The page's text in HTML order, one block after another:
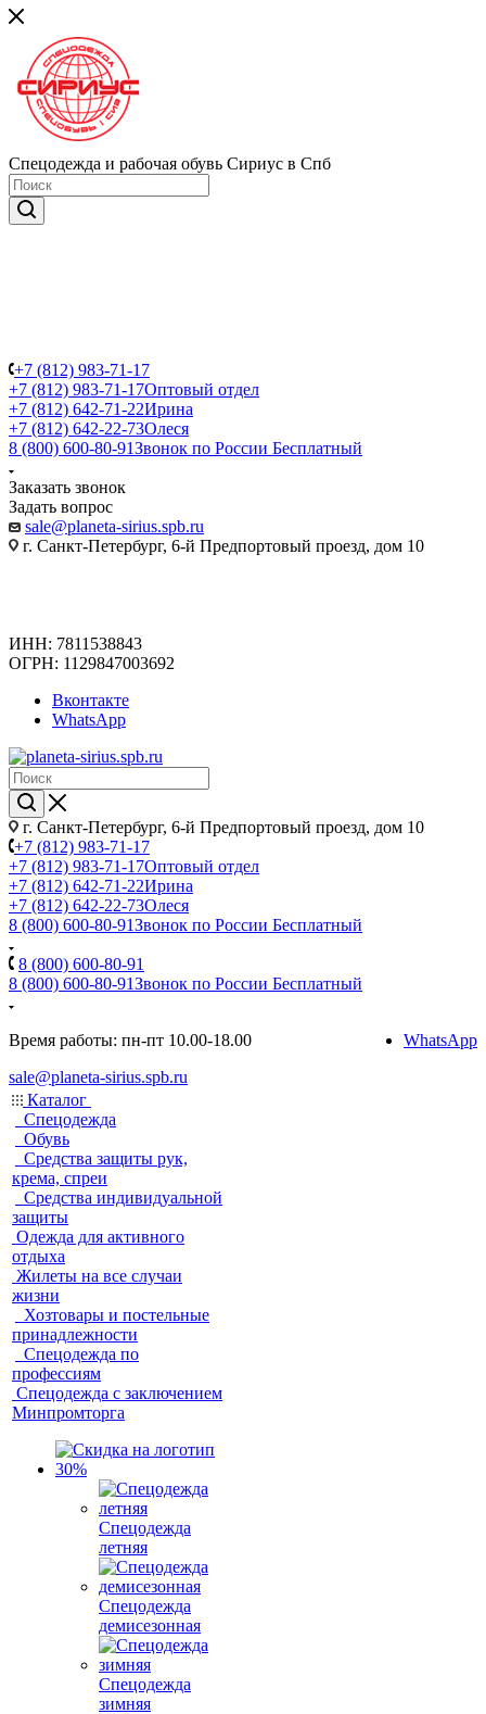
Спецодежда и рабочая обувь Сириус в Спб
+7 (812) 983-71-17
+7 (812) 983-71-17Оптовый отдел
+7 (812) 642-71-22Ирина
+7 (812) 642-22-73Олеся
8 (800) 600-80-91Звонок по России Бесплатный
Заказать звонок
Задать вопрос
sale@planeta-sirius.spb.ru
г. Санкт-Петербург, 6-й Предпортовый проезд, дом 10
ИНН: 7811538843
ОГРН: 1129847003692
Вконтакте
WhatsApp
г. Санкт-Петербург, 6-й Предпортовый проезд, дом 10
+7 (812) 983-71-17
+7 (812) 983-71-17Оптовый отдел
+7 (812) 642-71-22Ирина
+7 (812) 642-22-73Олеся
8 (800) 600-80-91Звонок по России Бесплатный
8 (800) 600-80-91
8 (800) 600-80-91Звонок по России Бесплатный
Время работы: пн-пт 10.00-18.00
sale@planeta-sirius.spb.ru
WhatsApp
Каталог
Спецодежда
Обувь
Средства защиты рук,
крема, спреи
Средства индивидуальной
защиты
Одежда для активного
отдыха
Жилеты на все случаи
жизни
Хозтовары и постельные
принадлежности
Спецодежда по
профессиям
Спецодежда с заключением
Минпромторга
Спецодежда
летняя
Спецодежда
демисезонная
Спецодежда
зимняя